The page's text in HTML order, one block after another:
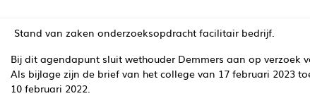
Stand van zaken onderzoeksopdracht facilitair bedrijf.
Bij dit agendapunt sluit wethouder Demmers aan op verzoek
Als bijlage zijn de brief van het college van 17 februari 2023
10 februari 2022.